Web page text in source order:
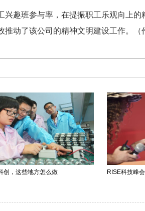
兴趣班参与率，在提振职工乐观向上
推动了该公司的精神文明建设工作。（